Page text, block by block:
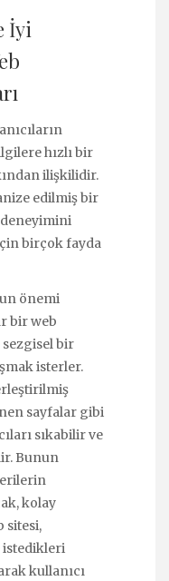
İyi
hızlı bir
ilişkilidir.
edilmiş bir
deneyimini
birçok fayda
önemi
bir web
sezgisel bir
isterler.
sayfalar gibi
sıkabilir ve
Bunun
kolay
sitesi,
istedikleri
kullanıcı